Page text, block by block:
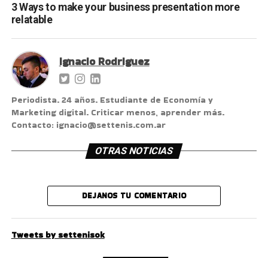
3 Ways to make your business presentation more
relatable
Ignacio Rodriguez
Periodista. 24 años. Estudiante de Economía y
Marketing digital. Criticar menos, aprender más.
Contacto: ignacio@settenis.com.ar
OTRAS NOTICIAS
DEJANOS TU COMENTARIO
Tweets by settenisok